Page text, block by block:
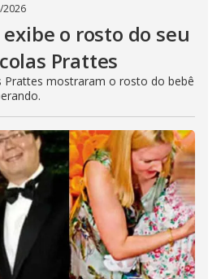
2026
o rosto do seu
Prattes
Prattes mostraram o rosto do bebê